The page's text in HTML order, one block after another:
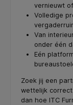
vernieuwt
Volledige
Van
onder één
Eén
Zoek jij een
wettelijk
dan hoe ITC